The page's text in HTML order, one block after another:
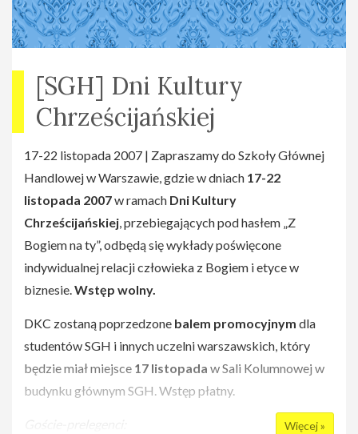
[SGH] Dni Kultury
Chrześcijańskiej
17-22 listopada 2007 | Zapraszamy do Szkoły Głównej
Handlowej w Warszawie, gdzie w dniach 17-22
listopada 2007w ramach Dni Kultury
Chrześcijańskiej, przebiegających pod hasłem „Z
Bogiem na ty”, odbędą się wykłady poświęcone
indywidualnej relacji człowieka z Bogiem i etyce w
biznesie.Wstęp wolny.
DKC zostaną poprzedzone balem promocyjnym dla
studentów SGH i innych uczelni warszawskich, który
będzie miał miejsce 17 listopada w Sali Kolumnowej w
budynku głównym SGH. Wstęp płatny.
Więcej »